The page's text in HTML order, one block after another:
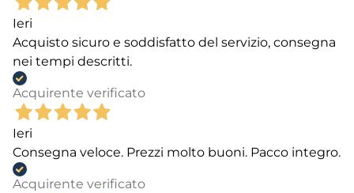
Ieri
Acquisto sicuro e soddisfatto del servizio, consegna
nei tempi descritti.
Acquirente verificato
Ieri
Consegna veloce. Prezzi molto buoni. Pacco integro.
Acquirente verificato